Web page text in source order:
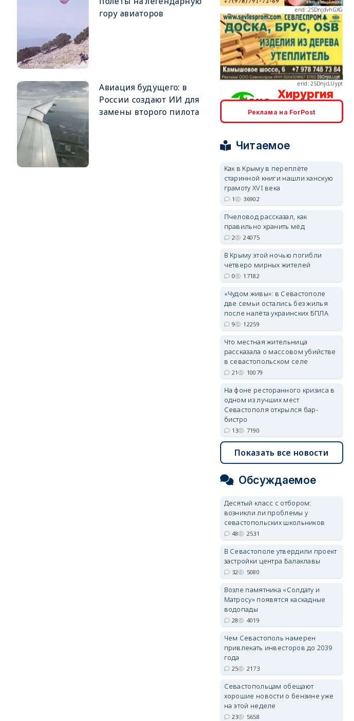
гору авиаторов
Авиация будущего: в
России создают ИИ для
замены второго пилота
erid: 2SDnjcLUypt
erid: 2SDnjcrDNw6
Реклама на ForPost
Читаемое
Как в Крыму в переплёте
старинной книги нашли ханскую
грамоту XVI века
1 36902
Пчеловод рассказал, как
правильно хранить мёд
2 24075
В Крыму этой ночью погибли
четверо мирных жителей
0 17182
«Чудом живы»: в Севастополе
две семьи остались без жилья
после налёта украинских БПЛА
9 12259
Что местная жительница
рассказала о массовом убийстве
в севастопольском селе
21 10079
На фоне ресторанного кризиса в
одном из лучших мест
Севастополя открылся бар-
бистро
13 7190
Показать все новости
Обсуждаемое
Десятый класс с отбором:
возникли ли проблемы у
севастопольских школьников
48 2531
В Севастополе утвердили проект
застройки центра Балаклавы
32 5080
Возле памятника «Солдату и
Матросу» появятся каскадные
водопады
28 4019
Чем Севастополь намерен
привлекать инвесторов до 2039
года
25 2173
Севастопольцам обещают
хорошие новости о бензине уже
на этой неделе
23 5658